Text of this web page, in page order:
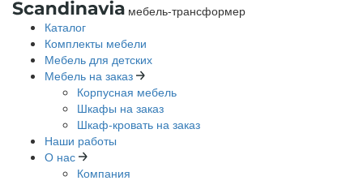
мебель-трансформер
Каталог
Комплекты мебели
Мебель для детских
Мебель на заказ
Корпусная мебель
Шкафы на заказ
Шкаф-кровать на заказ
Наши работы
О нас
Компания